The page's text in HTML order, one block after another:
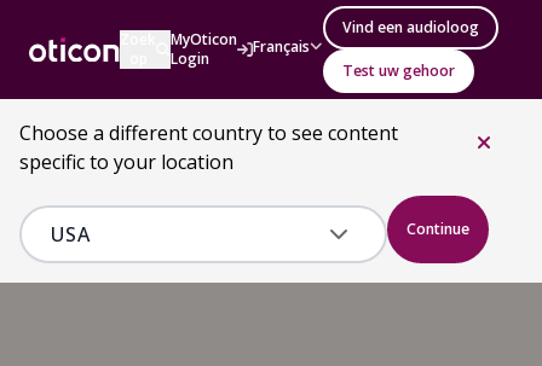
MyOticon
Login
Français
Vind een audioloog
Test uw gehoor
Choose a different country to see content
specific to your location
Continue